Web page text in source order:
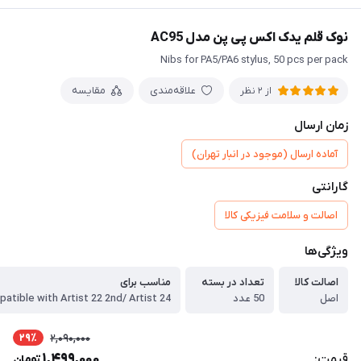
نوک قلم یدک اکس پی پن مدل AC95
Nibs for PA5/PA6 stylus, 50 pcs per pack
از 2 نظر علاقه‌مندی مقایسه
زمان ارسال
آماده ارسال (موجود در انبار تهران)
گارانتی
اصالت و سلامت فیزیکی کالا
ویژگی‌ها
اصالت کالا
اصل
تعداد در بسته
50 عدد
مناسب برای
2,090,000 29٪